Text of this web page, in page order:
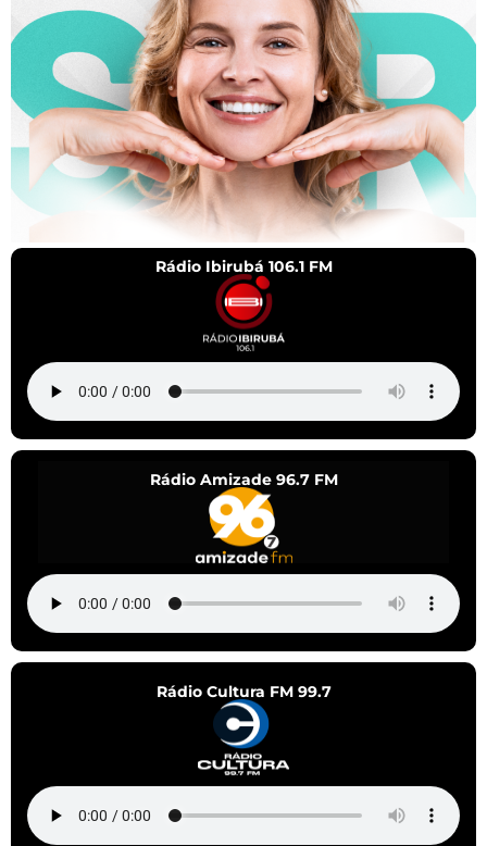
Rádio Ibirubá 106.1 FM
Rádio Amizade 96.7 FM
Rádio Cultura FM 99.7